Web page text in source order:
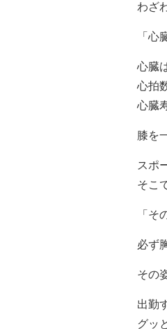
わざ
「心
心臓
心拍
心臓
膝を
スポ
そこ
「そ
必ず
その
出勤
グッ